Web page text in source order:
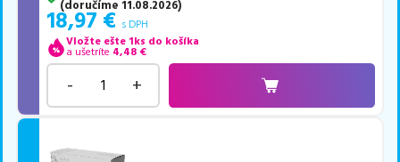
(doručíme 11.08.2026)
18,97 € s DPH
Vložte ešte 1ks do košíka
a ušetríte 4,48 €
- +